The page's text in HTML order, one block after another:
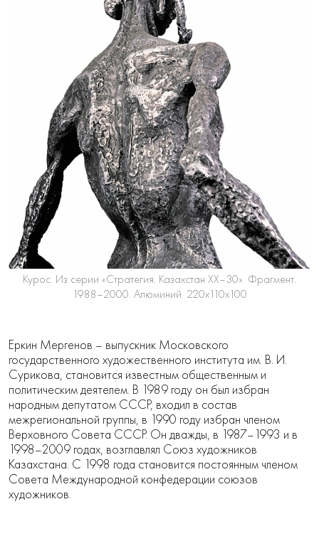
Курос. Из серии «Стратегия. Казахстан ХХ–30». Фрагмент.
1988–2000. Алюминий. 220х110х100
Еркин Мергенов – выпускник Московского
государственного художественного института им. В. И.
Сурикова, становится известным общественным и
политическим деятелем. В 1989 году он был избран
народным депутатом СССР, входил в состав
межрегиональной группы, в 1990 году избран членом
Верховного Совета СССР. Он дважды, в 1987–1993 и в
1998–2009 годах, возглавлял Союз художников
Казахстана. С 1998 года становится постоянным членом
Совета Международной конфедерации союзов
художников.